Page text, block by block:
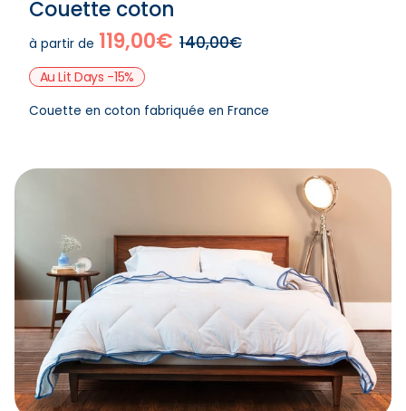
à partir de 119,00€ 140,00€
Couette coton
Au Lit Days -15%
Couette en coton fabriquée en France